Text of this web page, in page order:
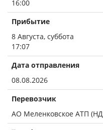
16:00
Прибытие
8 Августа, суббота
17:07
Дата отправления
08.08.2026
Перевозчик
АО Меленковское АТП